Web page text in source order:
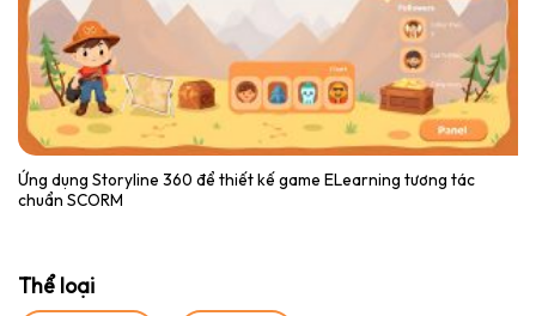
Ứng dụng Storyline 360 để thiết kế game ELearning tương tác
chuẩn SCORM
Thể loại